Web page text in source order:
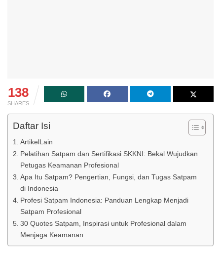
138
SHARES
Daftar Isi
ArtikelLain
Pelatihan Satpam dan Sertifikasi SKKNI: Bekal Wujudkan
Petugas Keamanan Profesional
Apa Itu Satpam? Pengertian, Fungsi, dan Tugas Satpam
di Indonesia
Profesi Satpam Indonesia: Panduan Lengkap Menjadi
Satpam Profesional
30 Quotes Satpam, Inspirasi untuk Profesional dalam
Menjaga Keamanan